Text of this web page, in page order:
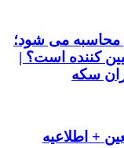
محاسبه می شود؛
کننده است؟ |
سکه
+ اطلاعیه